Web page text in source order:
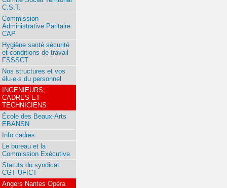
C.S.T.
Commission
Administrative Paritaire
CAP
Hygiène santé sécurité
et conditions de travail
FSSSCT
Nos structures et vos
élu·e·s du personnel
INGENIEURS,
CADRES ET
TECHNICIENS
École des Beaux-Arts
EBANSN
Info cadres
Le bureau et la
Commission Exécutive
Statuts du syndicat
CGT UFICT
Angers Nantes Opéra